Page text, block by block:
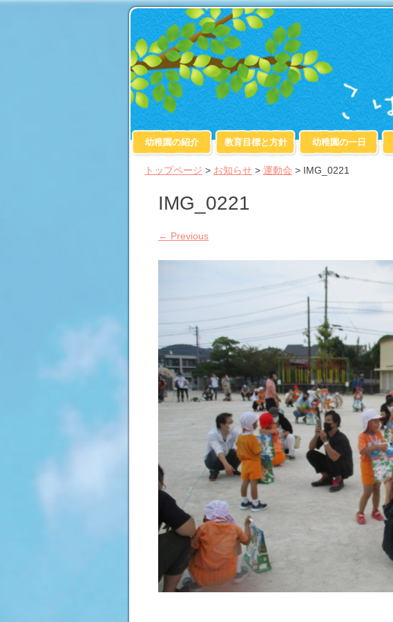
幼稚園の紹介 教育目標と方針 幼稚園の一日
トップページ > お知らせ > 運動会 > IMG_0221
IMG_0221
← Previous